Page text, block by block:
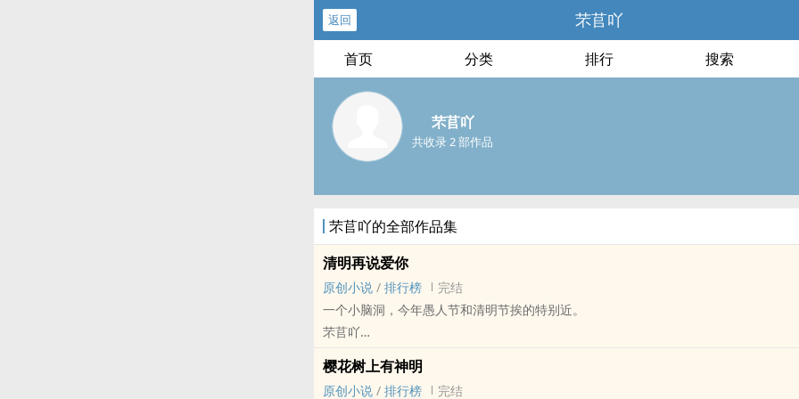
返回 芣苢吖
首页 分类 排行 搜索
芣苢吖
共收录 2 部作品
芣苢吖的全部作品集
清明再说爱你
原创小说 / 排行榜
完结
一个小脑洞，今年愚人节和清明节挨的特别近。
芣苢吖
完结 - 悲剧 - BE
樱花树上有神明
原创小说 / 排行榜
完结